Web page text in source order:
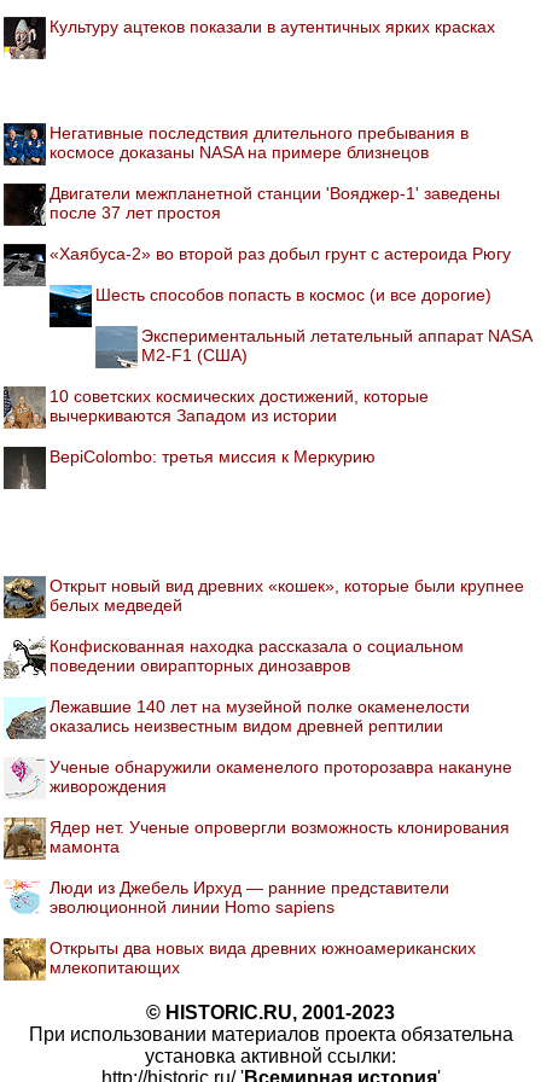
Культуру ацтеков показали в аутентичных ярких красках
Негативные последствия длительного пребывания в
космосе доказаны NASA на примере близнецов
Двигатели межпланетной станции 'Вояджер-1' заведены
после 37 лет простоя
«Хаябуса-2» во второй раз добыл грунт с астероида Рюгу
Шесть способов попасть в космос (и все дорогие)
Экспериментальный летательный аппарат NASA
M2-F1 (США)
10 советских космических достижений, которые
вычеркиваются Западом из истории
BepiColombo: третья миссия к Меркурию
Открыт новый вид древних «кошек», которые были крупнее
белых медведей
Конфискованная находка рассказала о социальном
поведении овирапторных динозавров
Лежавшие 140 лет на музейной полке окаменелости
оказались неизвестным видом древней рептилии
Ученые обнаружили окаменелого проторозавра накануне
живорождения
Ядер нет. Ученые опровергли возможность клонирования
мамонта
Люди из Джебель Ирхуд — ранние представители
эволюционной линии Homo sapiens
Открыты два новых вида древних южноамериканских
млекопитающих
© HISTORIC.RU, 2001-2023
При использовании материалов проекта обязательна
установка активной ссылки:
http://historic.ru/ 'Всемирная история'